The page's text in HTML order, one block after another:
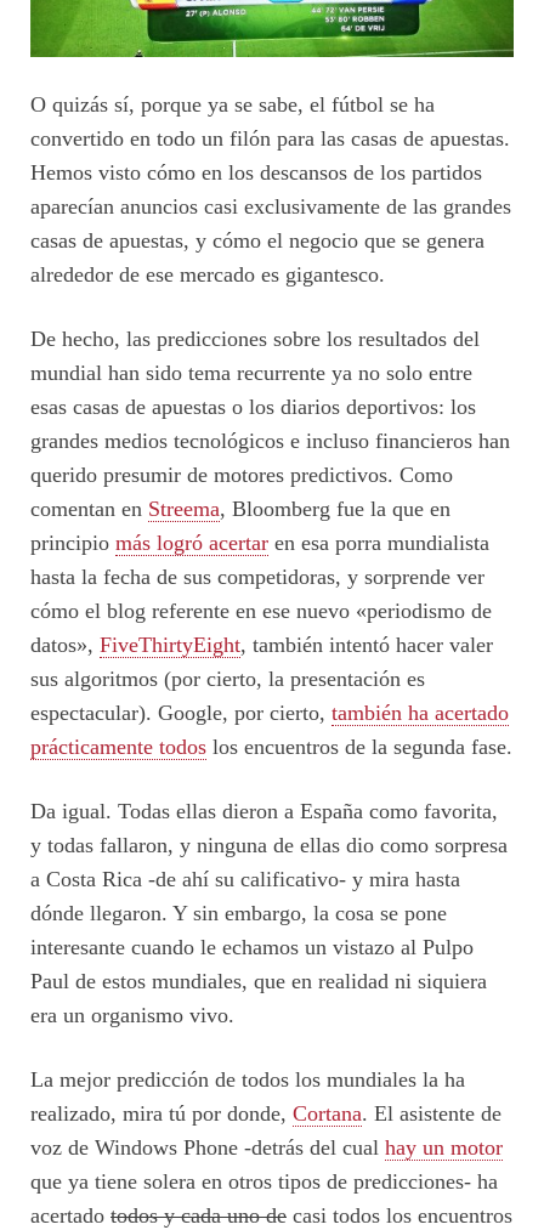
O quizás sí, porque ya se sabe, el fútbol se ha
convertido en todo un filón para las casas de apuestas.
Hemos visto cómo en los descansos de los partidos
aparecían anuncios casi exclusivamente de las grandes
casas de apuestas, y cómo el negocio que se genera
alrededor de ese mercado es gigantesco.
De hecho, las predicciones sobre los resultados del
mundial han sido tema recurrente ya no solo entre
esas casas de apuestas o los diarios deportivos: los
grandes medios tecnológicos e incluso financieros han
querido presumir de motores predictivos. Como
comentan en Streema, Bloomberg fue la que en
principio más logró acertar en esa porra mundialista
hasta la fecha de sus competidoras, y sorprende ver
cómo el blog referente en ese nuevo «periodismo de
datos», FiveThirtyEight, también intentó hacer valer
sus algoritmos (por cierto, la presentación es
espectacular). Google, por cierto, también ha acertado
prácticamente todos los encuentros de la segunda fase.
Da igual. Todas ellas dieron a España como favorita,
y todas fallaron, y ninguna de ellas dio como sorpresa
a Costa Rica -de ahí su calificativo- y mira hasta
dónde llegaron. Y sin embargo, la cosa se pone
interesante cuando le echamos un vistazo al Pulpo
Paul de estos mundiales, que en realidad ni siquiera
era un organismo vivo.
La mejor predicción de todos los mundiales la ha
realizado, mira tú por donde, Cortana. El asistente de
voz de Windows Phone -detrás del cual hay un motor
que ya tiene solera en otros tipos de predicciones- ha
acertado todos y cada uno de casi todos los encuentros